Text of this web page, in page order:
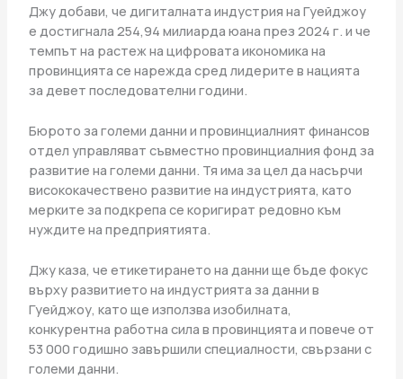
Джу добави, че дигиталната индустрия на Гуейджоу
е достигнала 254,94 милиарда юана през 2024 г. и че
темпът на растеж на цифровата икономика на
провинцията се нарежда сред лидерите в нацията
за девет последователни години.
Бюрото за големи данни и провинциалният финансов
отдел управляват съвместно провинциалния фонд за
развитие на големи данни. Тя има за цел да насърчи
висококачествено развитие на индустрията, като
мерките за подкрепа се коригират редовно към
нуждите на предприятията.
Джу каза, че етикетирането на данни ще бъде фокус
върху развитието на индустрията за данни в
Гуейджоу, като ще използва изобилната,
конкурентна работна сила в провинцията и повече от
53 000 годишно завършили специалности, свързани с
големи данни.